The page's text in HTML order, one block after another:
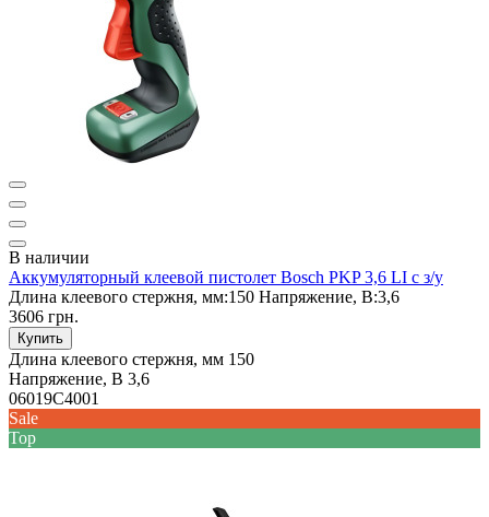
В наличии
Аккумуляторный клеевой пистолет Bosch PKP 3,6 LI с з/у
Длина клеевого стержня, мм:150 Напряжение, В:3,6
3606 грн.
Купить
Длина клеевого стержня, мм 150
Напряжение, В 3,6
06019C4001
Sale
Top